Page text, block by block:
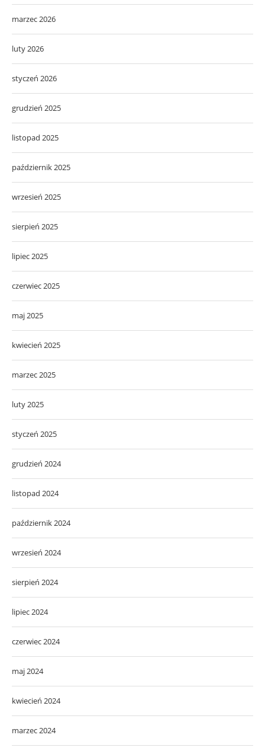
marzec 2026
luty 2026
styczeń 2026
grudzień 2025
listopad 2025
październik 2025
wrzesień 2025
sierpień 2025
lipiec 2025
czerwiec 2025
maj 2025
kwiecień 2025
marzec 2025
luty 2025
styczeń 2025
grudzień 2024
listopad 2024
październik 2024
wrzesień 2024
sierpień 2024
lipiec 2024
czerwiec 2024
maj 2024
kwiecień 2024
marzec 2024